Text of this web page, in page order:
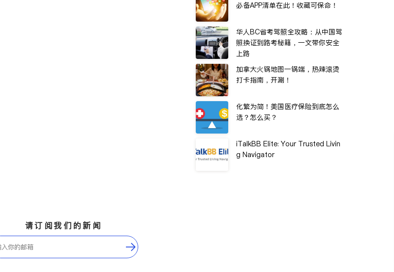
必备APP清单在此！收藏可保命！
华人BC省考驾照全攻略：从中国驾
照换证到路考秘籍，一文带你安全
上路
加拿大火锅地图一锅端，热辣滚烫
打卡指南，开涮！
化繁为简！美国医疗保险到底怎么
选？怎么买？
iTalkBB Elite: Your Trusted Livin
g Navigator
请订阅我们的新闻